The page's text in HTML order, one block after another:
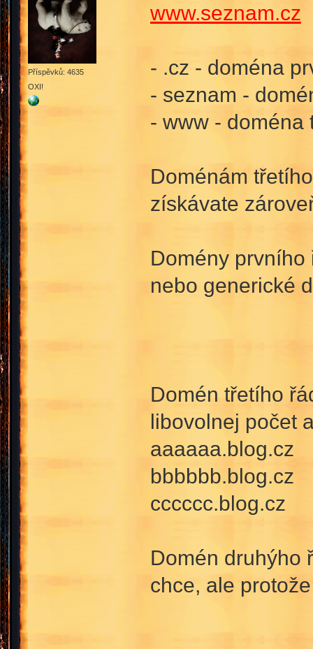
Příspěvků: 4635
OXI!
www.seznam.cz
- .cz - doména
- seznam -
- www - doména
Doménám
získávate
Domény prvního
nebo generické
Domén třetího
libovolnej počet
aaaaaa.blog.cz
bbbbbb.blog.cz
cccccc.blog.cz
Domén druhýho
chce, ale